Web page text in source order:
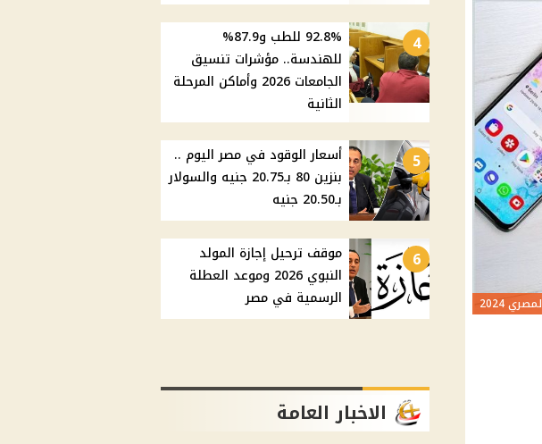
4
92.8% للطب و87.9%
للهندسة.. مؤشرات تنسيق
الجامعات 2026 وأماكن المرحلة
الثانية
5
أسعار الوقود في مصر اليوم ..
بنزين 80 بـ20.75 جنيه والسولار
بـ20.50 جنيه
6
موقف ترحيل إجازة المولد
النبوي 2026 وموعد العطلة
الرسمية في مصر
الاخبار العامة